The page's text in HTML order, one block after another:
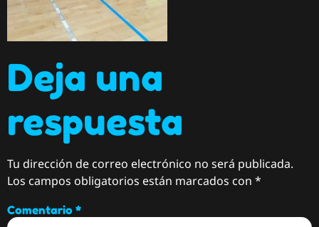
Deja una
respuesta
Tu dirección de correo electrónico no será publicada.
Los campos obligatorios están marcados con *
Comentario *